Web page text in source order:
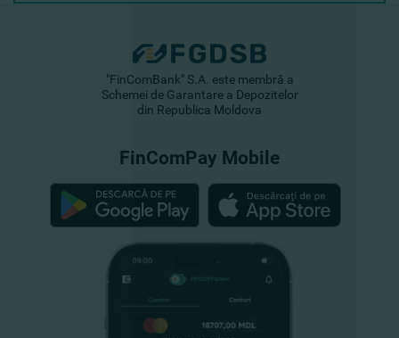
"FinComBank" S.A. este membră a
Schemei de Garantare a Depozitelor
din Republica Moldova
FinComPay Mobile